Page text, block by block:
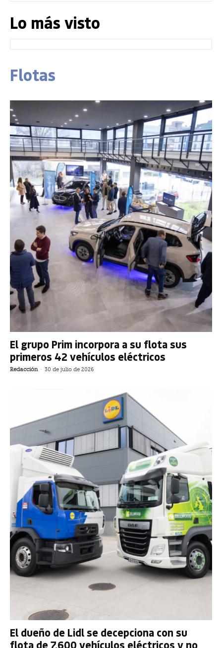
Lo más visto
Flotas
El grupo Prim incorpora a su flota sus
primeros 42 vehículos eléctricos
Redacción - 30 de julio de 2026
El dueño de Lidl se decepciona con su
flota de 7.600 vehículos eléctricos y no